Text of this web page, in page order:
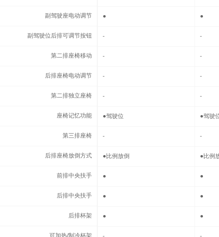
副驾驶座电动调节 ● ●
副驾驶位后排可调节按钮 - -
第二排座椅移动 - -
后排座椅电动调节 - -
第二排独立座椅 - -
座椅记忆功能 ●驾驶位 ●驾驶
第三排座椅 - -
后排座椅放倒方式 ●比例放倒 ●比例
前排中央扶手 ● ●
后排中央扶手 ● ●
后排杯架 ● ●
副驾驶座电动调节
副驾驶位后排可调节按钮
第二排座椅移动
后排座椅电动调节
第二排独立座椅
座椅记忆功能
第三排座椅
后排座椅放倒方式
前排中央扶手
后排中央扶手
后排杯架
可加热/制冷杯架